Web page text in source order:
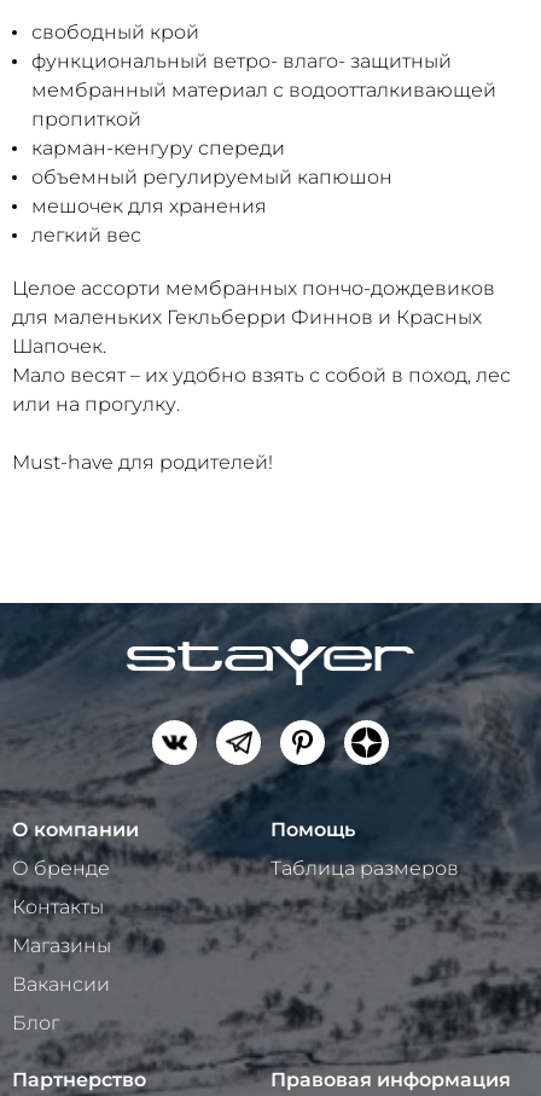
свободный крой
функциональный ветро- влаго- защитный
мембранный материал с водоотталкивающей
пропиткой
карман-кенгуру спереди
объемный регулируемый капюшон
мешочек для хранения
легкий вес
Целое ассорти мембранных пончо-дождевиков
для маленьких Гекльберри Финнов и Красных
Шапочек.
Мало весят – их удобно взять с собой в поход, лес
или на прогулку.
Must-have для родителей!
О компании
О бренде
Контакты
Магазины
Вакансии
Блог
Помощь
Таблица размеров
Партнерство Правовая информация